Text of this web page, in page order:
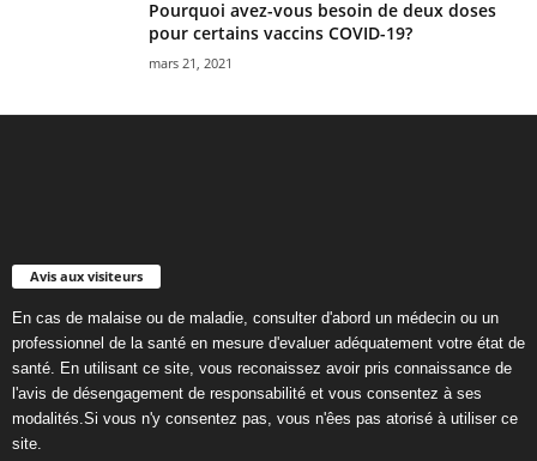
Pourquoi avez-vous besoin de deux doses
pour certains vaccins COVID-19?
mars 21, 2021
Avis aux visiteurs
En cas de malaise ou de maladie, consulter d'abord un médecin ou un
professionnel de la santé en mesure d'evaluer adéquatement votre état de
santé. En utilisant ce site, vous reconaissez avoir pris connaissance de
l'avis de désengagement de responsabilité et vous consentez à ses
modalités.Si vous n'y consentez pas, vous n'êes pas atorisé à utiliser ce
site.